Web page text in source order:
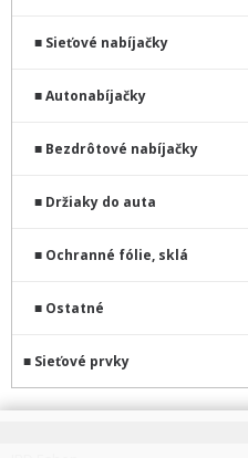
Sieťové nabíjačky
Autonabíjačky
Bezdrôtové nabíjačky
Držiaky do auta
Ochranné fólie, sklá
Ostatné
Sieťové prvky